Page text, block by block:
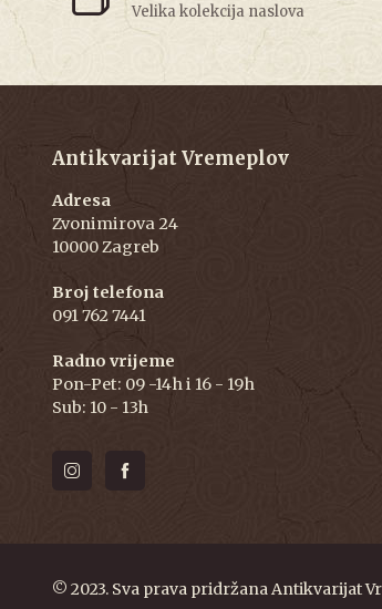
Velika kolekcija naslova
Antikvarijat Vremeplov
Adresa
Zvonimirova 24
10000 Zagreb
Broj telefona
091 762 7441
Radno vrijeme
Pon-Pet: 09 -14h i 16 - 19h
Sub: 10 - 13h
© 2023. Sva prava pridržana Antikvarijat